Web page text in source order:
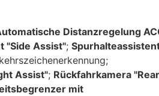
Distanzregelung
"Side Assist";
Assist"; Rückfahrkamera "Rear
mit